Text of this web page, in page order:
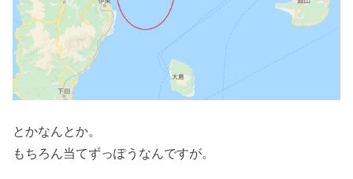
とかなんとか。
もちろん当てずっぽうなんですが。